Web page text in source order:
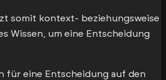
somit kontext- beziehungsweise
Wissen, um eine Entscheidung
für eine Entscheidung auf den